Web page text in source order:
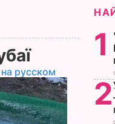
русском
1
2